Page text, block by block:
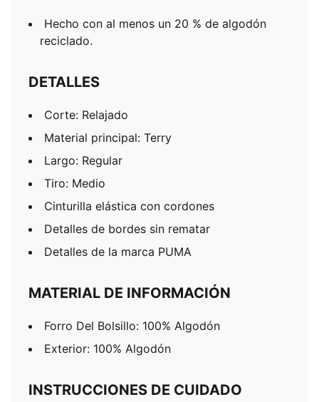
Hecho con al menos un 20 % de algodón
reciclado.
DETALLES
Corte: Relajado
Material principal: Terry
Largo: Regular
Tiro: Medio
Cinturilla elástica con cordones
Detalles de bordes sin rematar
Detalles de la marca PUMA
MATERIAL DE INFORMACIÓN
Forro Del Bolsillo: 100% Algodón
Exterior: 100% Algodón
INSTRUCCIONES DE CUIDADO